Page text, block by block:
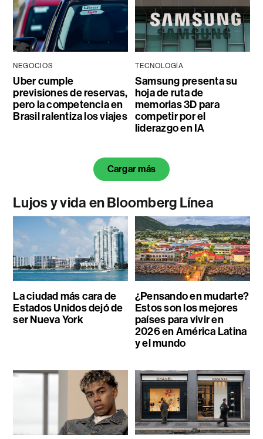
NEGOCIOS
Uber cumple
previsiones de reservas,
pero la competencia en
Brasil ralentiza los viajes
TECNOLOGÍA
Samsung presenta su
hoja de ruta de
memorias 3D para
competir por el
liderazgo en IA
Cargar más
Lujos y vida en Bloomberg Línea
La ciudad más cara de
Estados Unidos dejó de
ser Nueva York
¿Pensando en mudarte?
Estos son los mejores
países para vivir en
2026 en América Latina
y el mundo